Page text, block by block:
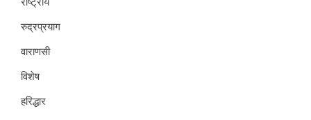
रुद्रप्रयाग
वाराणसी
विशेष
हरिद्धार